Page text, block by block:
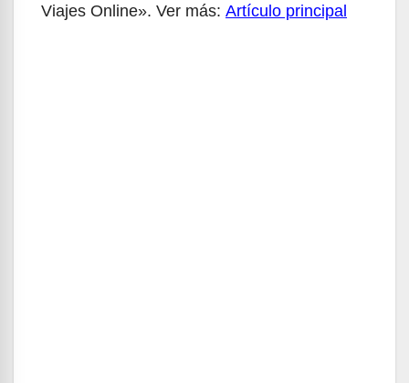
Viajes Online». Ver más: Artículo principal